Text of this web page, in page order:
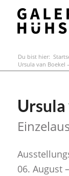
Du bist hier:
Ursula van Boekel
06. August